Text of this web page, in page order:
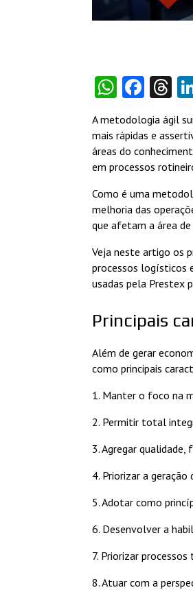
A metodologia ágil
mais rápidas e
áreas do
em processos
Como é uma
melhoria das
que afetam a área
Veja neste artigo os
processos logísticos
usadas pela Prestex
Principais
Além de gerar
como principais
1. Manter o foco na
2. Permitir total
3. Agregar qualidade,
4. Priorizar a
5. Adotar como
6. Desenvolver a
7. Priorizar
8. Atuar com a